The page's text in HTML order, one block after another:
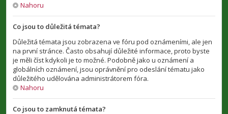
Nahoru
Co jsou to důležitá témata?
Důležitá témata jsou zobrazena ve fóru pod oznámeními, ale jen
na první stránce. Často obsahují důležité informace, proto byste
je měli číst kdykoli je to možné. Podobně jako u oznámení a
globálních oznámení, jsou oprávnění pro odeslání tématu jako
důležitého udělována administrátorem fóra.
Nahoru
Co jsou to zamknutá témata?